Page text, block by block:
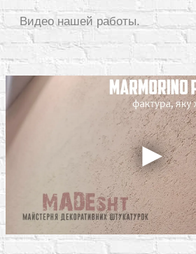
Видео нашей работы.